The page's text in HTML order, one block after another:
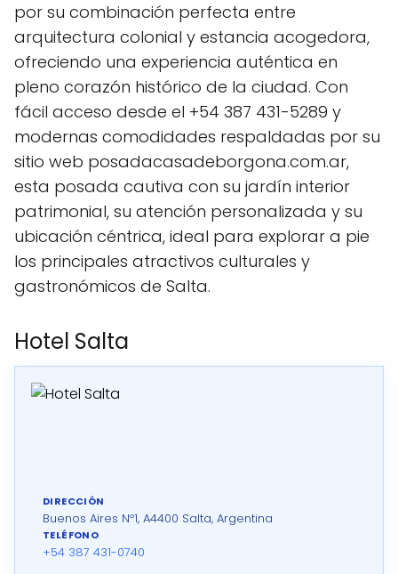
por su combinación perfecta entre
arquitectura colonial y estancia acogedora,
ofreciendo una experiencia auténtica en
pleno corazón histórico de la ciudad. Con
fácil acceso desde el +54 387 431-5289 y
modernas comodidades respaldadas por su
sitio web posadacasadeborgona.com.ar,
esta posada cautiva con su jardín interior
patrimonial, su atención personalizada y su
ubicación céntrica, ideal para explorar a pie
los principales atractivos culturales y
gastronómicos de Salta.
Hotel Salta
DIRECCIÓN
Buenos Aires Nº1, A4400 Salta, Argentina
TELÉFONO
+54 387 431-0740